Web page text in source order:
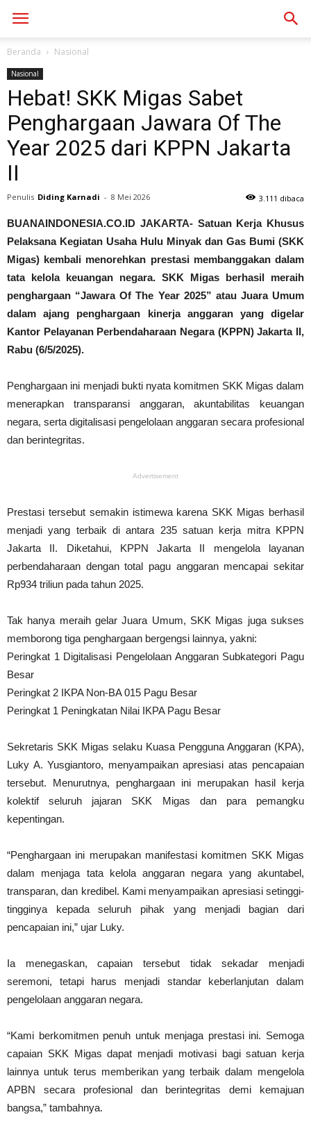
Beranda Nasional
Nasional
Hebat! SKK Migas Sabet
Penghargaan Jawara Of The
Year 2025 dari KPPN Jakarta
II
Penulis Diding Karnadi - 8 Mei 2026 3.111 dibaca
BUANAINDONESIA.CO.ID JAKARTA- Satuan Kerja Khusus
Pelaksana Kegiatan Usaha Hulu Minyak dan Gas Bumi (SKK
Migas) kembali menorehkan prestasi membanggakan dalam
tata kelola keuangan negara. SKK Migas berhasil meraih
penghargaan “Jawara Of The Year 2025” atau Juara Umum
dalam ajang penghargaan kinerja anggaran yang digelar
Kantor Pelayanan Perbendaharaan Negara (KPPN) Jakarta II,
Rabu (6/5/2025).
Penghargaan ini menjadi bukti nyata komitmen SKK Migas dalam
menerapkan transparansi anggaran, akuntabilitas keuangan
negara, serta digitalisasi pengelolaan anggaran secara profesional
dan berintegritas.
Advertisement
Prestasi tersebut semakin istimewa karena SKK Migas berhasil
menjadi yang terbaik di antara 235 satuan kerja mitra KPPN
Jakarta II. Diketahui, KPPN Jakarta II mengelola layanan
perbendaharaan dengan total pagu anggaran mencapai sekitar
Rp934 triliun pada tahun 2025.
Tak hanya meraih gelar Juara Umum, SKK Migas juga sukses
memborong tiga penghargaan bergengsi lainnya, yakni:
Peringkat 1 Digitalisasi Pengelolaan Anggaran Subkategori Pagu
Besar
Peringkat 2 IKPA Non-BA 015 Pagu Besar
Peringkat 1 Peningkatan Nilai IKPA Pagu Besar
Sekretaris SKK Migas selaku Kuasa Pengguna Anggaran (KPA),
Luky A. Yusgiantoro, menyampaikan apresiasi atas pencapaian
tersebut. Menurutnya, penghargaan ini merupakan hasil kerja
kolektif seluruh jajaran SKK Migas dan para pemangku
kepentingan.
“Penghargaan ini merupakan manifestasi komitmen SKK Migas
dalam menjaga tata kelola anggaran negara yang akuntabel,
transparan, dan kredibel. Kami menyampaikan apresiasi setinggi-
tingginya kepada seluruh pihak yang menjadi bagian dari
pencapaian ini,” ujar Luky.
Ia menegaskan, capaian tersebut tidak sekadar menjadi
seremoni, tetapi harus menjadi standar keberlanjutan dalam
pengelolaan anggaran negara.
“Kami berkomitmen penuh untuk menjaga prestasi ini. Semoga
capaian SKK Migas dapat menjadi motivasi bagi satuan kerja
lainnya untuk terus memberikan yang terbaik dalam mengelola
APBN secara profesional dan berintegritas demi kemajuan
bangsa,” tambahnya.